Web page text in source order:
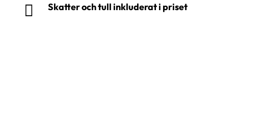
 Skatter och tull inkluderat i priset